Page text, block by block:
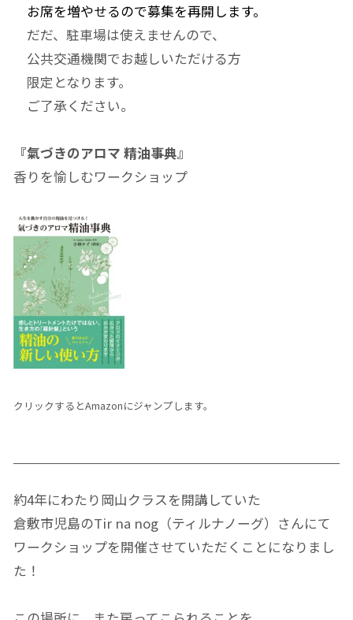
お席を増やせるので募集を再開します。
だだ、駐車場は使えませんので、
公共交通機関でお越しいただける方
限定となります。
ご了承ください。
『氣づきのアロマ 精油事典』
香りを愉しむワークショップ
クリックするとAmazonにジャンプします。
約4年にわたり岡山クラスを開講していた
倉敷市児島のTir na nog（ティルナノーグ）さんにて
ワークショップを開催させていただくことになりまし
た！